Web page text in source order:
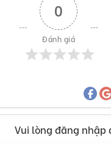
0
Đánh giá
Vui lòng đăng nhập